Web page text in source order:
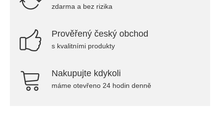
zdarma a bez rizika
Prověřený český obchod
s kvalitními produkty
Nakupujte kdykoli
máme otevřeno 24 hodin denně